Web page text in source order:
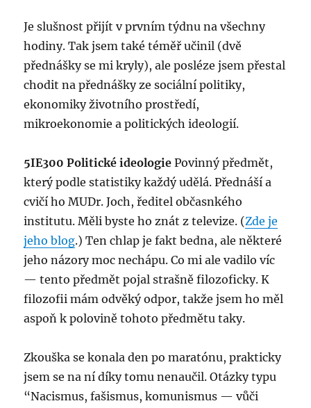
Je slušnost přijít v prvním týdnu na všechny
hodiny. Tak jsem také téměř učinil (dvě
přednášky se mi kryly), ale posléze jsem přestal
chodit na přednášky ze sociální politiky,
ekonomiky životního prostředí,
mikroekonomie a politických ideologií.
5IE300 Politické ideologie Povinný předmět,
který podle statistiky každý udělá. Přednáší a
cvičí ho MUDr. Joch, ředitel občasnkého
institutu. Měli byste ho znát z televize. (Zde je
jeho blog.) Ten chlap je fakt bedna, ale některé
jeho názory moc nechápu. Co mi ale vadilo víc
— tento předmět pojal strašně filozoficky. K
filozofii mám odvěký odpor, takže jsem ho měl
aspoň k polovině tohoto předmětu taky.
Zkouška se konala den po maratónu, prakticky
jsem se na ní díky tomu nenaučil. Otázky typu
“Nacismus, fašismus, komunismus — vůči